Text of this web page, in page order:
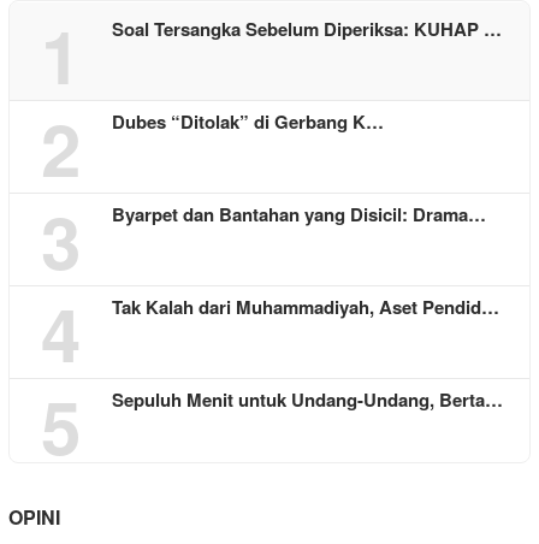
1 Soal Tersangka Sebelum Diperiksa: KUHAP …
2 Dubes “Ditolak” di Gerbang K…
3 Byarpet dan Bantahan yang Disicil: Drama…
4 Tak Kalah dari Muhammadiyah, Aset Pendid…
5 Sepuluh Menit untuk Undang-Undang, Berta…
OPINI